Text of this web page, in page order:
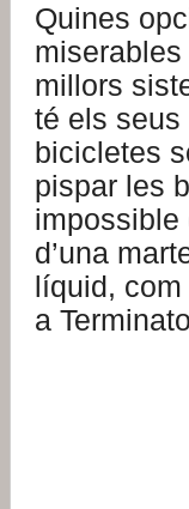
Quines
millors
té els
bicicletes
pispar les
impossible
d’una
líquid,
a